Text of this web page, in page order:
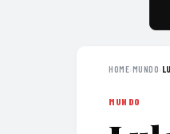
HOME›MUNDO›
MUNDO